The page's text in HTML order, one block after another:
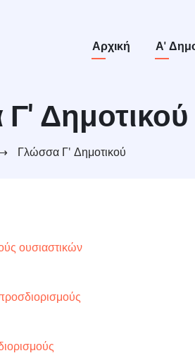
Main
Αρχική Α'
Δημοτικού
Γλώσσα Γ' Δημοτικού
ουσιαστικών